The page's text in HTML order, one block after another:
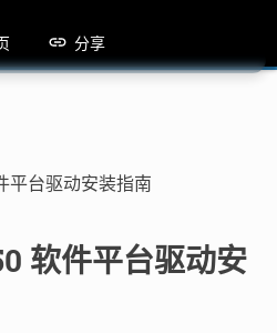
平台驱动安装指南
平台驱动安装指南
软件平台驱动安
分享